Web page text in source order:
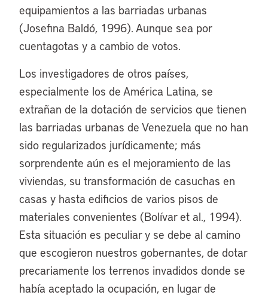
equipamientos a las barriadas urbanas
(Josefina Baldó, 1996). Aunque sea por
cuentagotas y a cambio de votos.
Los investigadores de otros países,
especialmente los de América Latina, se
extrañan de la dotación de servicios que tienen
las barriadas urbanas de Venezuela que no han
sido regularizados jurídicamente; más
sorprendente aún es el mejoramiento de las
viviendas, su transformación de casuchas en
casas y hasta edificios de varios pisos de
materiales convenientes (Bolívar et al., 1994).
Esta situación es peculiar y se debe al camino
que escogieron nuestros gobernantes, de dotar
precariamente los terrenos invadidos donde se
había aceptado la ocupación, en lugar de